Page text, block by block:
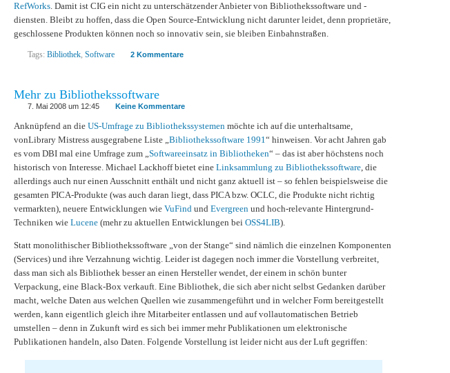
RefWorks. Damit ist CIG ein nicht zu unterschätzender Anbieter von Bibliothekssoftware und -
diensten. Bleibt zu hoffen, dass die Open Source-Entwicklung nicht darunter leidet, denn proprietäre,
geschlossene Produkten können noch so innovativ sein, sie bleiben Einbahnstraßen.
Tags: Bibliothek, Software 2 Kommentare
Mehr zu Bibliothekssoftware
7. Mai 2008 um 12:45 Keine Kommentare
Anknüpfend an die US-Umfrage zu Bibliothekssystemen möchte ich auf die unterhaltsame,
vonLibrary Mistress ausgegrabene Liste „Bibliothekssoftware 1991“ hinweisen. Vor acht Jahren gab
es vom DBI mal eine Umfrage zum „Softwareeinsatz in Bibliotheken“ – das ist aber höchstens noch
historisch von Interesse. Michael Lackhoff bietet eine Linksammlung zu Bibliothekssoftware, die
allerdings auch nur einen Ausschnitt enthält und nicht ganz aktuell ist – so fehlen beispielsweise die
gesamten PICA-Produkte (was auch daran liegt, dass PICA bzw. OCLC, die Produkte nicht richtig
vermarkten), neuere Entwicklungen wie VuFind und Evergreen und hoch-relevante Hintergrund-
Techniken wie Lucene (mehr zu aktuellen Entwicklungen bei OSS4LIB).
Statt monolithischer Bibliothekssoftware „von der Stange“ sind nämlich die einzelnen Komponenten
(Services) und ihre Verzahnung wichtig. Leider ist dagegen noch immer die Vorstellung verbreitet,
dass man sich als Bibliothek besser an einen Hersteller wendet, der einem in schön bunter
Verpackung, eine Black-Box verkauft. Eine Bibliothek, die sich aber nicht selbst Gedanken darüber
macht, welche Daten aus welchen Quellen wie zusammengeführt und in welcher Form bereitgestellt
werden, kann eigentlich gleich ihre Mitarbeiter entlassen und auf vollautomatischen Betrieb
umstellen – denn in Zukunft wird es sich bei immer mehr Publikationen um elektronische
Publikationen handeln, also Daten. Folgende Vorstellung ist leider nicht aus der Luft gegriffen: